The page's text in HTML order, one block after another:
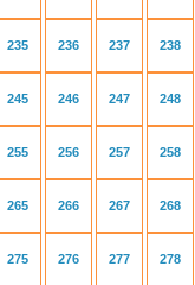
235 236 237 238
245 246 247 248
255 256 257 258
265 266 267 268
275 276 277 278